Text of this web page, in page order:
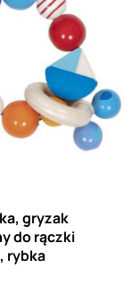
gryzak
do rączki
rybka